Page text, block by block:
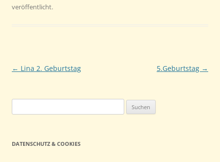
veröffentlicht.
Beitragsnavigation
← Lina 2. Geburtstag 5.Geburtstag →
nach:
DATENSCHUTZ & COOKIES